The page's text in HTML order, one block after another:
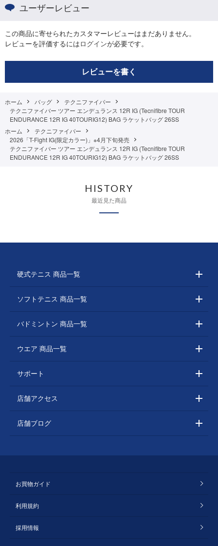
ユーザーレビュー
この商品に寄せられたカスタマーレビューはまだありません。
レビューを評価するにはログインが必要です。
レビューを書く
ホーム バッグ
テクニファイバー
テクニファイバー ツアー エンデュランス 12R IG (Tecnifibre TOUR
ENDURANCE 12R IG 40TOURIG12) BAG ラケットバッグ 26SS
ホーム
テクニファイバー
2026「T-Fight IG(限定カラー)」※4月下旬発売
テクニファイバー ツアー エンデュランス 12R IG (Tecnifibre TOUR
ENDURANCE 12R IG 40TOURIG12) BAG ラケットバッグ 26SS
HISTORY
最近見た商品
硬式テニス 商品一覧
ソフトテニス 商品一覧
バドミントン 商品一覧
ウエア 商品一覧
サポート
店舗アクセス
店舗ブログ
お買物ガイド
利用規約
採用情報